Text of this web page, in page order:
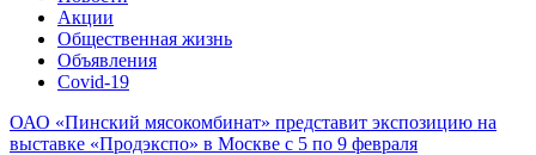
Акции
Общественная жизнь
Объявления
Covid-19
ОАО «Пинский мясокомбинат» представит экспозицию на
выставке «Продэкспо» в Москве с 5 по 9 февраля